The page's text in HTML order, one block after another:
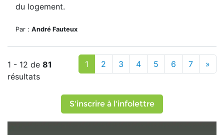
du logement.
Par : André Fauteux
1 - 12 de 81
résultats
1 2 3 4 5 6 7 »
S'inscrire à l'infolettre